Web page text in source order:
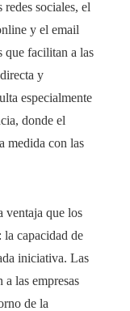
sociales, el
y el email
que facilitan a las
y
especialmente
donde el
medida con las
ventaja que los
capacidad de
iniciativa. Las
las empresas
de la